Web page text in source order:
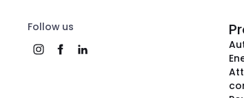
Follow us